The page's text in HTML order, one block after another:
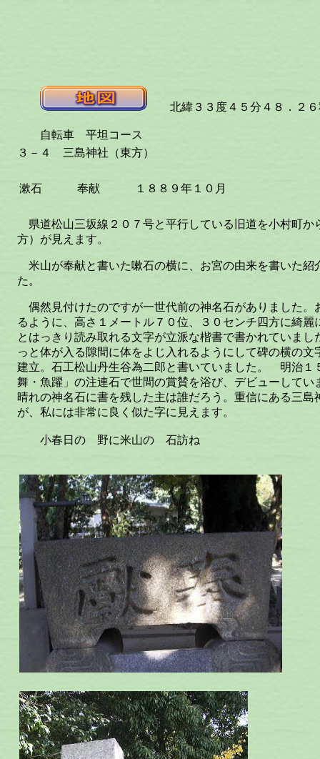
北緯３３度４５分４８．２６
自転車 平坦コース
３－４ 三島神社（東方）
漱石 奉献 １８８９年１０月
県道松山三坂線２０７号と平行している旧道を小村町
方）が見えます。
米山が奉献と書いた嗽石の横に、お宮の由来を書いた紹
た。
偶然見付けたのですが一世代前の神名石がありました。
るように、高さ１メートル７０位、３０センチ四方に綺
とはっきり読み取れる文字が立派な楷書で書かれていま
っと体が入る隙間に体をよじ入れるようにして碑の横の
建立。石工松山丹生谷為二郎と書いていました。 明治１
舞・魚躍」の注連石で世間の賞賛を浴び、デビューして
晴れの神名石に書を残した主は誰だろう。重信にある三
が、私には非常に良く似た字に見えます。
小春日の 野に米山の 石訪ね